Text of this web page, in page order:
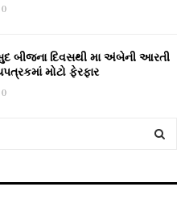
0
બીજના દિવસથી મા અંબેની આરતી
મોટો ફેરફાર
0